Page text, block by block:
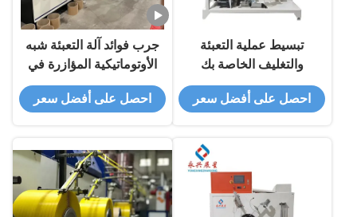
تبسيط عملية التعبئة
والتغليف الخاصة بك
باستخدام أداة لف شريط PP
ذات شداد قابل للتعديل
احصل على أفضل سعر
جرب فوائد آلة التعبئة شبه
الأوتوماتيكية المؤازرة في
مصنع التصنيع الخاص بك
احصل على أفضل سعر